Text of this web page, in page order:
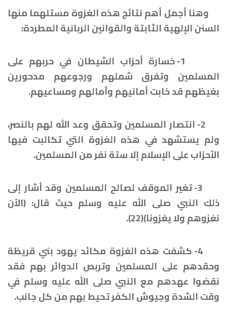
وهنا أجمل أهم نتائج هذه الغزوة مستلهما منها
السنن الإلهية الثابتة والقوانين الربانية المطردة:
1- خسارة أحزاب الشيطان في حربهم على
المسلمين وتفرق شملهم ورجوعهم مدحورين
بغيظهم قد خابت أمانيهم وآمالهم ومساعيهم.
2- انتصار المسلمين وتحقق وعد الله لهم بالنصر،
ولم يستشهد في هذه الغزوة التي تكالبت فيها
الأحزاب على الإسلام إلا ستة نفر من المسلمين.
3- تغير الموقف لصالح المسلمين وقد أشار إلى
ذلك النبي صلى الله عليه وسلم حيث قال: (الآن
نغزوهم ولا يغزونا)(22).
4- كشفت هذه الغزوة مكائد يهود بني قريظة
وحقدهم على المسلمين وتربص الدوائر بهم فقد
نقضوا عهدهم مع النبي صلى الله عليه وسلم في
وقت الشدة وجيوش الكفر تحيط بهم من كل جانب.